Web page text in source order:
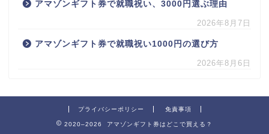
アマゾンギフト券で就職祝い、3000円選ぶ理由
2026年8月7日
アマゾンギフト券で就職祝い1000円の選び方
2026年8月6日
プライバシーポリシー 免責事項
2020–2026 アマゾンギフト券はどこで買える？